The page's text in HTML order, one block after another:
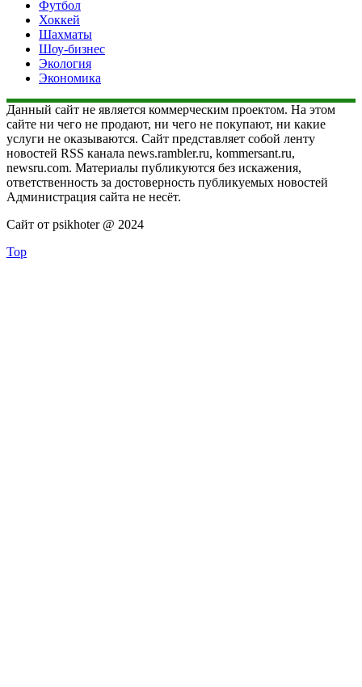
Футбол
Хоккей
Шахматы
Шоу-бизнес
Экология
Экономика
Данный сайт не является коммерческим проектом. На этом
сайте ни чего не продают, ни чего не покупают, ни какие
услуги не оказываются. Сайт представляет собой ленту
новостей RSS канала news.rambler.ru, kommersant.ru,
newsru.com. Материалы публикуются без искажения,
ответственность за достоверность публикуемых новостей
Администрация сайта не несёт.
Сайт от psikhoter @ 2024
Top